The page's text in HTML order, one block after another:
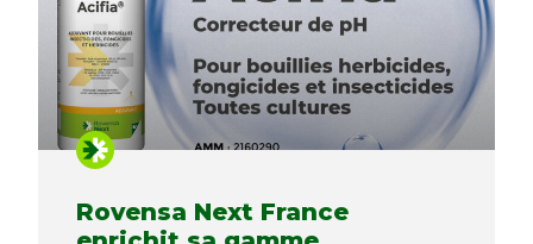
Rovensa Next France